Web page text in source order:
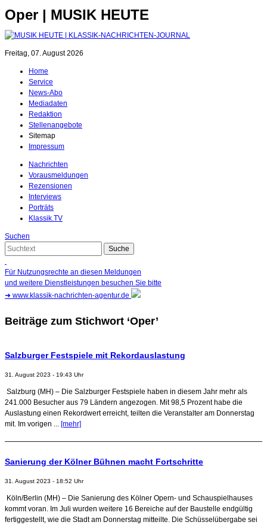
Oper | MUSIK HEUTE
Freitag, 07. August 2026
Home
Service
News-Abo
Mediadaten
Redaktion
Stellenangebote
Sitemap
Impressum
Nachrichten
Vorausmeldungen
Rezensionen
Interviews
Porträts
Klassik.TV
Suchen
Für Nutzungsrechte an diesen Meldungen
und weitere Dienstleistungen besuchen Sie bitte
➜ www.klassik-nachrichten-agentur.de
Beiträge zum Stichwort ‘Oper’
Salzburger Festspiele mit Rekordauslastung
31. August 2023 - 19:43 Uhr
Salzburg (MH) – Die Salzburger Festspiele haben in diesem Jahr mehr als
241.000 Besucher aus 79 Ländern angezogen. Mit 98,5 Prozent habe die
Auslastung einen Rekordwert erreicht, teilten die Veranstalter am Donnerstag
mit. Im vorigen ... [mehr]
Sanierung der Kölner Bühnen macht Fortschritte
31. August 2023 - 18:52 Uhr
Köln/Berlin (MH) – Die Sanierung des Kölner Opern- und Schauspielhauses
kommt voran. Im Juli wurden weitere 16 Bereiche auf der Baustelle endgültig
fertiggestellt, wie die Stadt am Donnerstag mitteilte. Die Schüsselübergabe sei